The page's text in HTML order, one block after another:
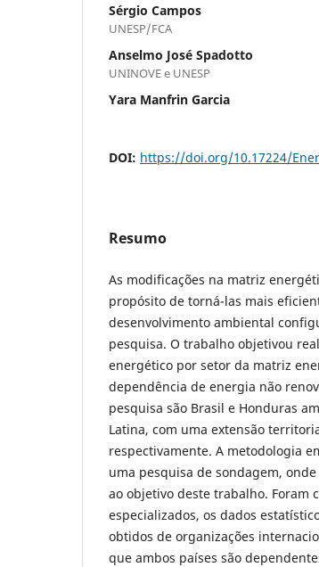
Sérgio Campos
UNESP/FCA
Anselmo José Spadotto
UNINOVE e UNESP
Yara Manfrin Garcia
DOI: https://doi.org/10.17224/
Resumo
As modificações na matriz
propósito de torná-las mais
desenvolvimento ambiental
pesquisa. O trabalho objetivou
energético por setor da matriz
dependência de energia não
pesquisa são Brasil e Honduras
Latina, com uma extensão
respectivamente. A metodologia
uma pesquisa de sondagem,
ao objetivo deste trabalho. Foram
especializados, os dados
obtidos de organizações
que ambos países são